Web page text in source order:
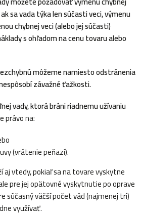
sa vada týka len súčasti veci, výmenu
chybnej veci (alebo jej súčasti)
s ohľadom na cenu tovaru alebo
môžeme namiesto odstránenia
závažné ťažkosti.
vady, ktorá bráni riadnemu užívaniu
právo na:
(vrátenie peňazí).
aj vtedy, pokiaľ sa na tovare vyskytne
pre jej opätovné vyskytnutie po oprave
súčasný väčší počet vád (najmenej tri)
využívať.